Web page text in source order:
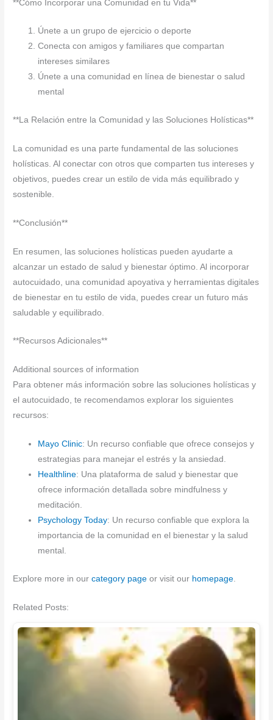
**Cómo Incorporar una Comunidad en tu Vida**
Únete a un grupo de ejercicio o deporte
Conecta con amigos y familiares que compartan
intereses similares
Únete a una comunidad en línea de bienestar o salud
mental
**La Relación entre la Comunidad y las Soluciones Holísticas**
La comunidad es una parte fundamental de las soluciones
holísticas. Al conectar con otros que comparten tus intereses y
objetivos, puedes crear un estilo de vida más equilibrado y
sostenible.
**Conclusión**
En resumen, las soluciones holísticas pueden ayudarte a
alcanzar un estado de salud y bienestar óptimo. Al incorporar
autocuidado, una comunidad apoyativa y herramientas digitales
de bienestar en tu estilo de vida, puedes crear un futuro más
saludable y equilibrado.
**Recursos Adicionales**
Additional sources of information
Para obtener más información sobre las soluciones holísticas y
el autocuidado, te recomendamos explorar los siguientes
recursos:
Mayo Clinic: Un recurso confiable que ofrece consejos y
estrategias para manejar el estrés y la ansiedad.
Healthline: Una plataforma de salud y bienestar que
ofrece información detallada sobre mindfulness y
meditación.
Psychology Today: Un recurso confiable que explora la
importancia de la comunidad en el bienestar y la salud
mental.
Explore more in ourcategory page or visit our homepage
Related Posts: